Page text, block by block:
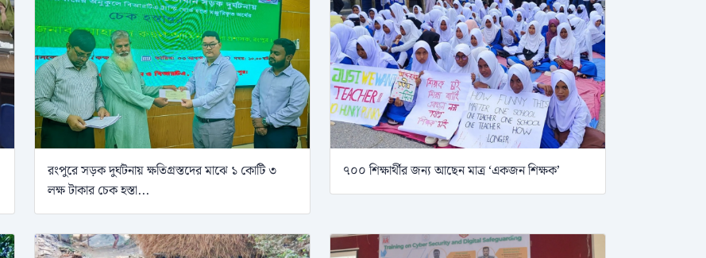
রংপুরে সড়ক দুর্ঘটনায় ক্ষতিগ্রস্তদের মাঝে ১ কোটি ৩
লক্ষ টাকার চেক হস্তা...
৭০০ শিক্ষার্থীর জন্য আছেন মাত্র ‘একজন শিক্ষক’